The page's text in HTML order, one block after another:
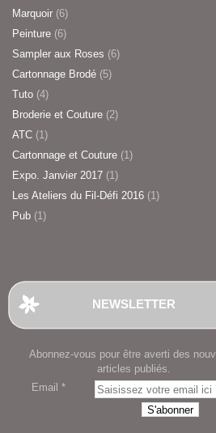
Marquoir (6)
Peinture (6)
Sampler aux Roses (6)
Cartonnage Brodé (5)
Tuto (4)
Broderie et Couture (2)
ATC (1)
Cartonnage et Couture (1)
Expo. Janvier 2017 (1)
Les Ateliers du Fil-Défi 2016 (1)
Pub (1)
NEWSLETTER
Abonnez-vous pour être averti des
articles publiés.
Email